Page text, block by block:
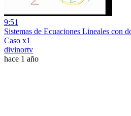
9:51
Sistemas de Ecuaciones Lineales con
Caso x1
divinortv
hace 1 año